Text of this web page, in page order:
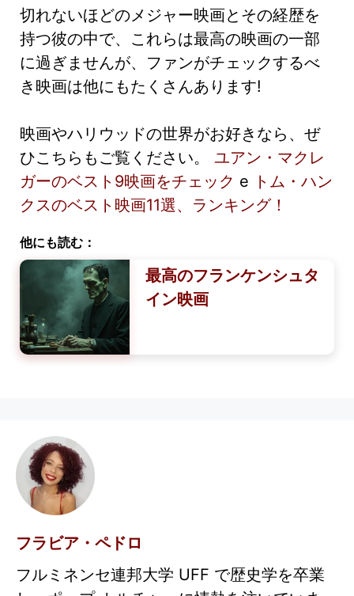
切れないほどのメジャー映画とその経歴を
持つ彼の中で、これらは最高の映画の一部
に過ぎませんが、ファンがチェックするべ
き映画は他にもたくさんあります!
映画やハリウッドの世界がお好きなら、ぜ
ひこちらもご覧ください。 ユアン・マクレ
ガーのベスト9映画をチェック e トム・ハン
クスのベスト映画11選、ランキング！
他にも読む：
最高のフランケンシュタ
イン映画
フラビア・ペドロ
フルミネンセ連邦大学 UFF で歴史学を卒業